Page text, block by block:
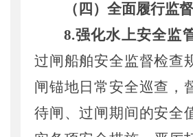
（四）全面履行监
8.强化水上安全监
过闸船舶安全监督检查
闸锚地日常安全巡查，
待闸、过闸期间的安全